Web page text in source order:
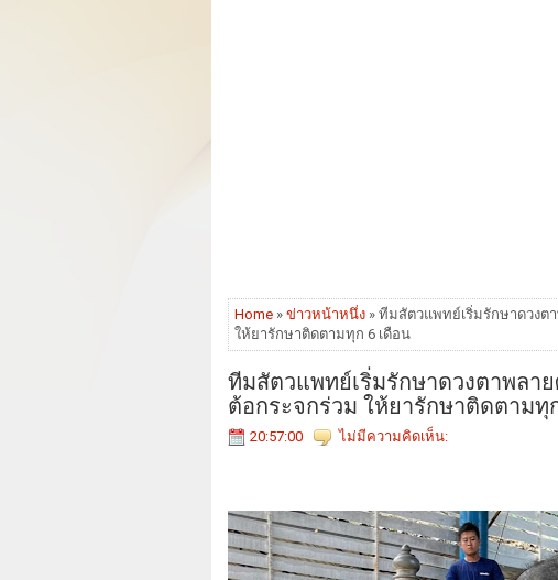
Home » ข่าวหน้าหนึ่ง » ทีมสัตวแพทย์เริ่มรักษาดวงต
ให้ยารักษาติดตามทุก 6 เดือน
ทีมสัตวแพทย์เริ่มรักษาดวงตาพลา
ต้อกระจกร่วม ให้ยารักษาติดตามทุ
20:57:00 ไม่มีความคิดเห็น: